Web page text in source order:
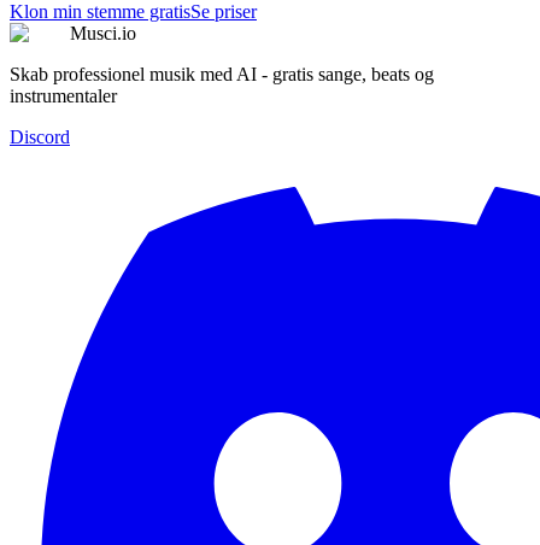
Klon min stemme gratisSe priser
Musci.io
Skab professionel musik med AI - gratis sange, beats og
instrumentaler
Discord